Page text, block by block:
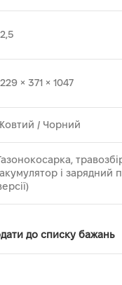
× 371 × 1047
/ Чорний
і зарядний
до списку бажань